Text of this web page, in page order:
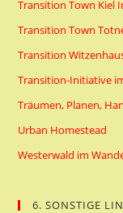
Transition Town Kiel
Transition Town
Transition
Transition-Initiative
Träumen, Planen,
Urban Homestead
Westerwald im
6. SONSTIGE